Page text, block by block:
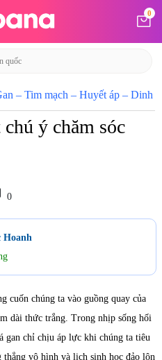
0
– Tim mạch – Huyết áp – Dinh
ý chăm sóc
0
Hoanh
cuốn chúng ta vào guồng quay của
dài thức trắng. Trong nhịp sống hối
gan chỉ chịu áp lực khi chúng ta tiêu
vô hình và lịch sinh học đảo lộn